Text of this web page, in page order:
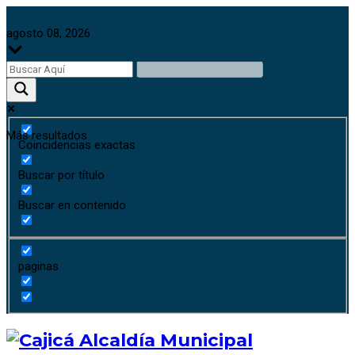
agosto 08, 2026
Más resultados
Coincidencias exactas
Buscar por título
Buscar en contenido
paginas